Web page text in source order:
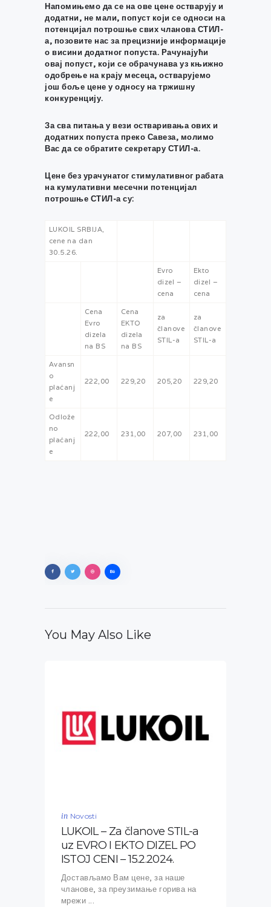
Напомињемо да се на ове цене остварују и
додатни, не мали, попуст који се односи на
потенцијал потрошње свих чланова СТИЛ-
а, позовите нас за прецизније информације
о висини додатног попуста. Рачунајући
овај попуст, који се обрачунава уз књижно
одобрење на крају месеца, остварујемо
још боље цене у односу на тржишну
конкуренцију.
За сва питања у вези остваривања ових и
додатних попуста преко Савеза, молимо
Вас да се обратите секретару СТИЛ-а.
Цене без урачунатог стимулативног рабата
на кумулативни месечни потенцијал
потрошње СТИЛ-а су:
LUKOIL SRBIJA,
cene na dan
30.5.26.
Evro
dizel –
cena
Ekto
dizel –
cena
Cena
Evro
dizela
na BS
Cena
EKTO
dizela
na BS
za
članove
STIL-a
za
članove
STIL-a
Avansn
o
plaćanj
e
222,00 229,20 205,20 229,20
Odlože
no
plaćanj
e
222,00 231,00 207,00 231,00
You May Also Like
in Novosti
LUKOIL – Za članove STIL-a
uz EVRO I EKTO DIZEL PO
ISTOJ CENI – 15.2.2024.
Достављамо Вам цене, за наше
чланове, за преузимање горива на
мрежи ...